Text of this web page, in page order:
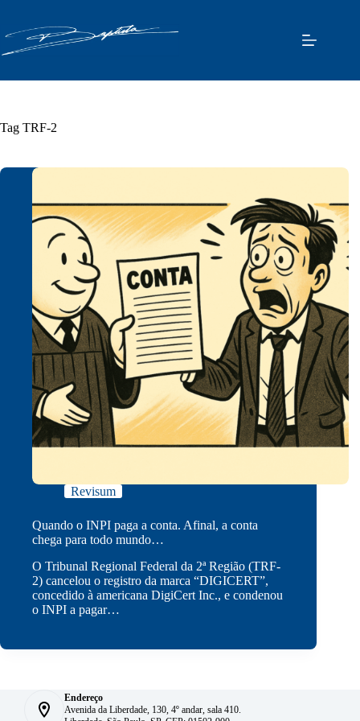
o
conteúdo
Tag TRF-2
Revisum
Quando o INPI paga a conta. Afinal, a conta
chega para todo mundo…
O Tribunal Regional Federal da 2ª Região (TRF-
2) cancelou o registro da marca “DIGICERT”,
concedido à americana DigiCert Inc., e condenou
o INPI a pagar…
Endereço
Avenida da Liberdade, 130, 4º andar, sala 410.